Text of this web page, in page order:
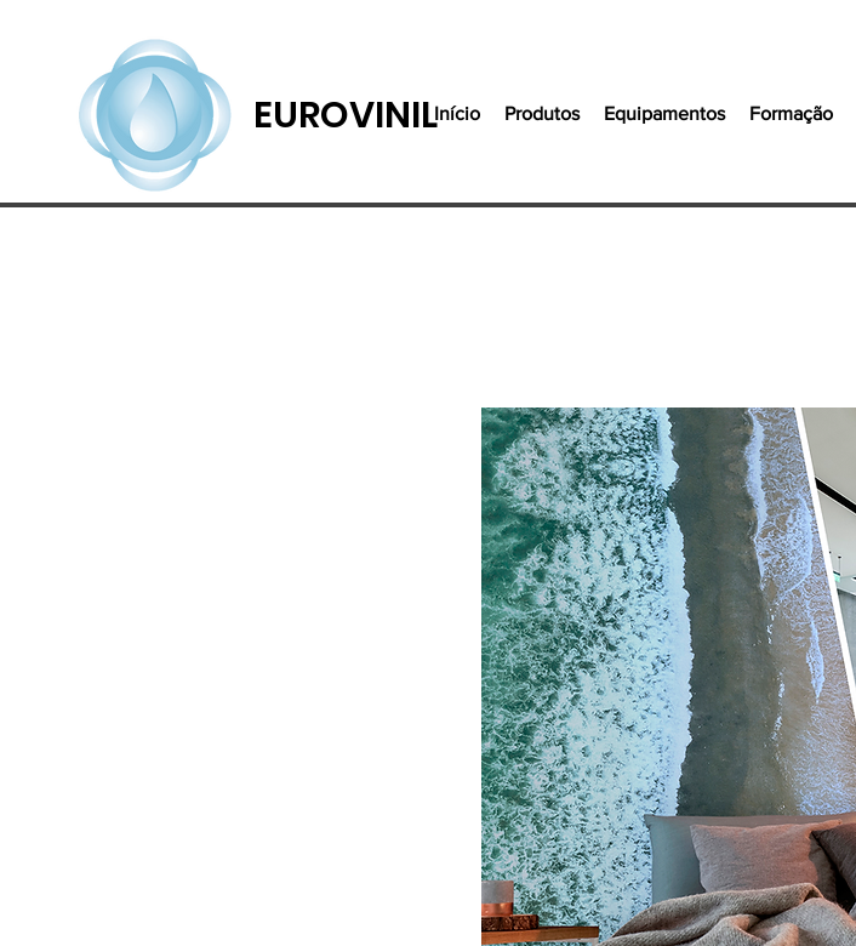
EUROVINILInício Produtos Equipamentos Formação